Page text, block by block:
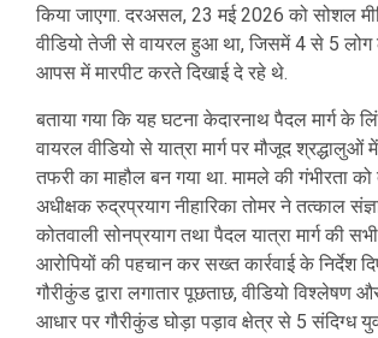
किया जाएगा. दरअसल, 23 मई 2026 को सोशल
वीडियो तेजी से वायरल हुआ था, जिसमें 4 से 5
आपस में मारपीट करते दिखाई दे रहे थे.
बताया गया कि यह घटना केदारनाथ पैदल मार्ग के
वायरल वीडियो से यात्रा मार्ग पर मौजूद
तफरी का माहौल बन गया था. मामले की गंभीरता
अधीक्षक रुद्रप्रयाग नीहारिका तोमर ने तत्काल
कोतवाली सोनप्रयाग तथा पैदल यात्रा मार्ग की
आरोपियों की पहचान कर सख्त कार्रवाई के निर्देश
गौरीकुंड द्वारा लगातार पूछताछ, वीडियो विश्लेषण
आधार पर गौरीकुंड घोड़ा पड़ाव क्षेत्र से 5 संदिग्ध